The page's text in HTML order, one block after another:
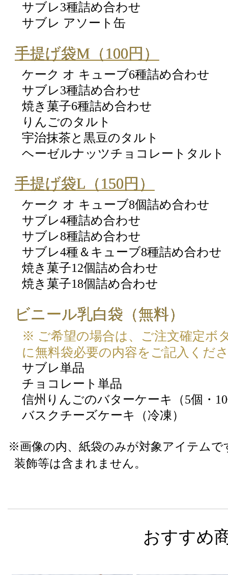
サブレ3種詰め合わせ
サブレ アソート缶
手提げ袋M（100円）
ケーク オ キューブ6種詰め合わせ
サブレ3種詰め合わせ
焼き菓子6種詰め合わせ
りんごのタルト
宇治抹茶と黒豆のタルト
ヘーゼルナッツチョコレートタルト
手提げ袋L（150円）
ケーク オ キューブ8個詰め合わせ
サブレ4種詰め合わせ
サブレ8種詰め合わせ
サブレ4種＆キューブ8種詰め合わせ
焼き菓子12個詰め合わせ
焼き菓子18個詰め合わせ
ビニール乳白袋（無料）
※ ご希望の場合は、ご注文確定ボ
に無料袋必要の内容をご記入くだ
サブレ単品
チョコレート単品
信州りんごのバターケーキ（5個・
バスクチーズケーキ（冷凍）
※画像の内、紙袋のみが対象アイテムで
装飾等は含まれません。
おすすめ